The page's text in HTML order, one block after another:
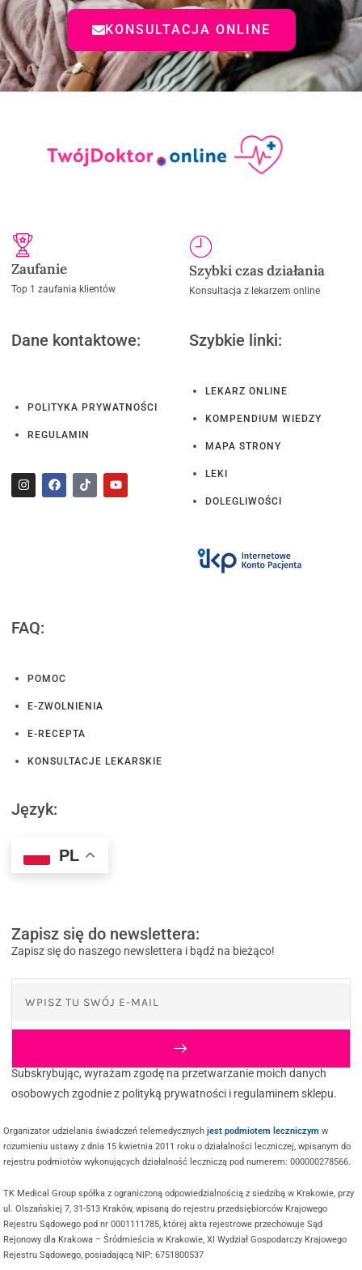
KONSULTACJA ONLINE
Zaufanie
Top 1 zaufania klientów
Szybki czas działania
Konsultacja z lekarzem online
Dane kontaktowe:
POLITYKA PRYWATNOŚCI
REGULAMIN
Szybkie linki:
LEKARZ ONLINE
KOMPENDIUM WIEDZY
MAPA STRONY
LEKI
DOLEGLIWOŚCI
FAQ:
POMOC
E-ZWOLNIENIA
E-RECEPTA
KONSULTACJE LEKARSKIE
Język:
PL
Zapisz się do newslettera:
Zapisz się do naszego newslettera i bądź na bieżąco!
Subskrybując, wyrażam zgodę na przetwarzanie moich danych
osobowych zgodnie z polityką prywatności i regulaminem sklepu.
Organizator udzielania świadczeń telemedycznychjest podmiotem leczniczym w
rozumieniu ustawy z dnia 15 kwietnia 2011 roku o działalności leczniczej, wpisanym do
rejestru podmiotów wykonujących działalność leczniczą pod numerem: 000000278566.
TK Medical Group spółka z ograniczoną odpowiedzialnością z siedzibą w Krakowie, przy
ul. Olszańskiej 7, 31-513 Kraków, wpisaną do rejestru przedsiębiorców Krajowego
Rejestru Sądowego pod nr 0001111785, której akta rejestrowe przechowuje Sąd
Rejonowy dla Krakowa – Śródmieścia w Krakowie, XI Wydział Gospodarczy Krajowego
Rejestru Sądowego, posiadającą NIP: 6751800537